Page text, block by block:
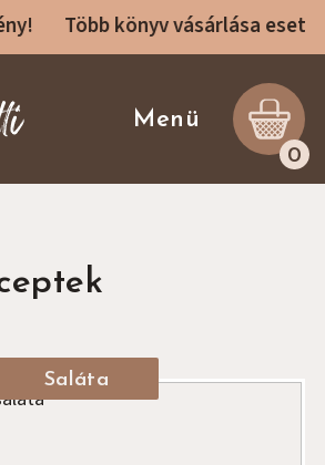
Több könyv vásárlása
Receptkönyvek
Konzultáció
Menü
0
Saláta